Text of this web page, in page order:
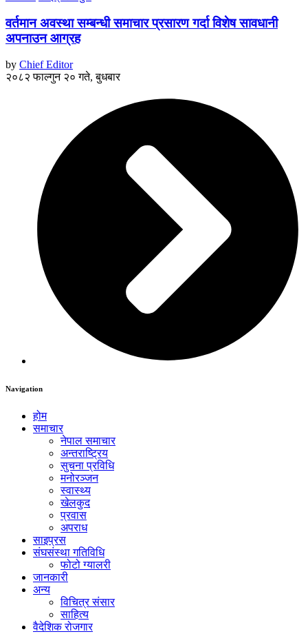
वर्तमान अवस्था सम्बन्धी समाचार प्रसारण गर्दा विशेष सावधानी
अपनाउन आग्रह
by Chief Editor
२०८२ फाल्गुन २० गते, बुधबार
Navigation
होम
समाचार
नेपाल समाचार
अन्तराष्ट्रिय
सुचना प्रविधि
मनोरञ्जन
स्वास्थ्य
खेलकुद
प्रवास
अपराध
साइप्रस
संघसंस्था गतिविधि
फोटो ग्यालरी
जानकारी
अन्य
विचित्र संसार
साहित्य
वैदेशिक रोजगार